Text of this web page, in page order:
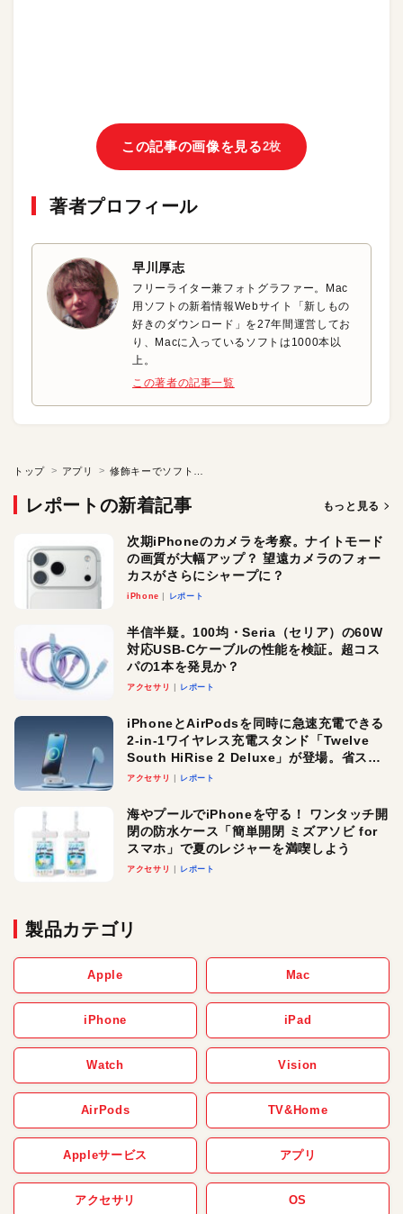
この記事の画像を見る2枚
著者プロフィール
早川厚志
フリーライター兼フォトグラファー。Mac
用ソフトの新着情報Webサイト「新しもの
好きのダウンロード」を27年間運営してお
り、Macに入っているソフトは1000本以
上。
この著者の記事一覧
トップ アプリ
レポートの新着記事 もっと見る
次期iPhoneのカメラを考察。ナイトモード
の画質が大幅アップ？ 望遠カメラのフォー
カスがさらにシャープに？
iPhone レポート
半信半疑。100均・Seria（セリア）の60W
対応USB-Cケーブルの性能を検証。超コス
パの1本を発見か？
アクセサリ レポート
iPhoneとAirPodsを同時に急速充電できる
2-in-1ワイヤレス充電スタンド「Twelve
South HiRise 2 Deluxe」が登場。省スペ
ースでおしゃれに充電したい人にオスス
アクセサリ レポート
海やプールでiPhoneを守る！ ワンタッチ開
閉の防水ケース「簡単開閉 ミズアソビ for
スマホ」で夏のレジャーを満喫しよう
アクセサリ レポート
製品カテゴリ
Apple Mac
iPhone iPad
Watch Vision
AirPods TV&Home
Appleサービス アプリ
アクセサリ OS